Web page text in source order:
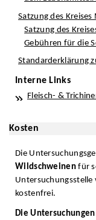
Satzung des
Satzung des
Gebühren für die
Standarderklärung
Interne Links
Fleisch- &
Kosten
Die
Wildschweinenfür
kostenfrei.
Die